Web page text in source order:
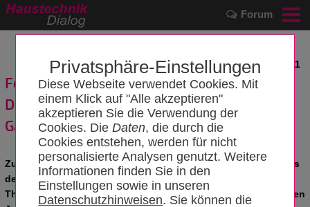
Privatsphäre-Einstellungen
Diese Webseite verwendet Cookies. Mit
einem Klick auf "Alle akzeptieren"
akzeptieren Sie die Verwendung der
Cookies. DieDaten, die durch die
Cookies entstehen, werden für nicht
personalisierte Analysen genutzt. Weitere
Informationen finden Sie in den
Einstellungen sowie in unseren
Datenschutzhinweisen. Sie können die
Forum
News vom 24.02.2011
Fossile Energien: China sorgt für Boom
Deloitte-Report gibt Ausblick auf Öl- und
Gasbranche
Zum zweiten Mal haben die Energy-&-Resources-Experten aus
der globalen Organisation von Deloitte Prognosen für die
Themen und Trends der Öl- und Gaswirtschaft des kommenden